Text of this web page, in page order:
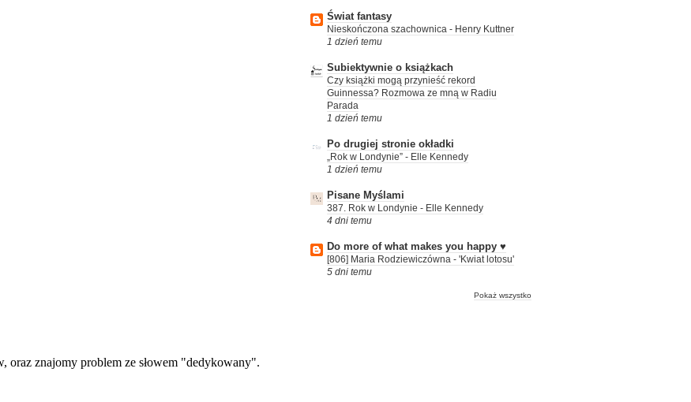
Świat fantasy
Nieskończona szachownica - Henry Kuttner
1 dzień temu
Subiektywnie o książkach
Czy książki mogą przynieść rekord
Guinnessa? Rozmowa ze mną w Radiu
Parada
1 dzień temu
Po drugiej stronie okładki
„Rok w Londynie” - Elle Kennedy
1 dzień temu
Pisane Myślami
387. Rok w Londynie - Elle Kennedy
4 dni temu
Do more of what makes you happy ♥
[806] Maria Rodziewiczówna - 'Kwiat lotosu'
5 dni temu
Pokaż wszystko